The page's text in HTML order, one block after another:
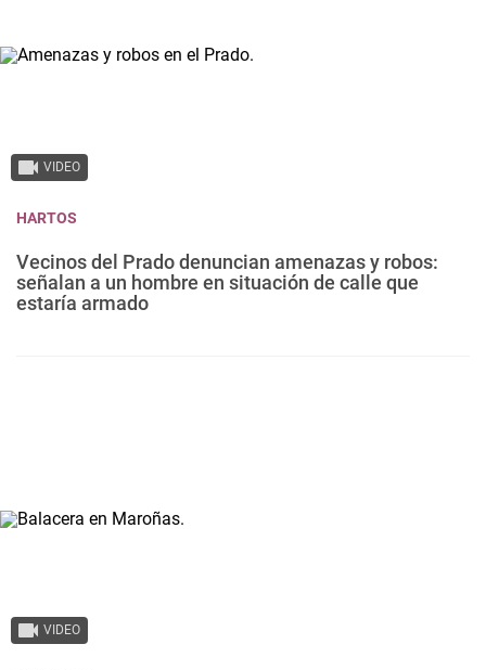
VIDEO
HARTOS
Vecinos del Prado denuncian amenazas y robos:
señalan a un hombre en situación de calle que
estaría armado
VIDEO